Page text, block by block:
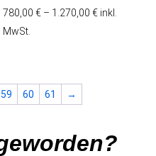
780,00€ – 1.270,00€ inkl.
MwSt.
59 60 61 →